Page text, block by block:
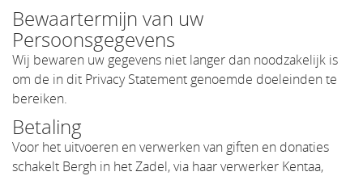
Bewaartermijn van uw
Persoonsgegevens
Wij bewaren uw gegevens niet langer dan noodzakelijk is
om de in dit Privacy Statement genoemde doeleinden te
bereiken.
Betaling
Voor het uitvoeren en verwerken van giften en donaties
schakelt Bergh in het Zadel, via haar verwerker Kentaa,